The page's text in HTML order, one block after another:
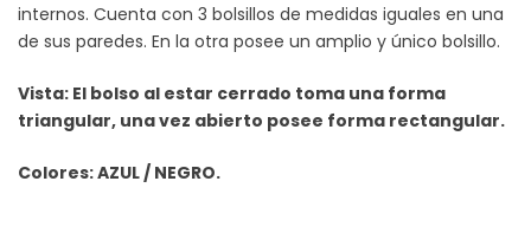
internos. Cuenta con 3 bolsillos de medidas iguales en una
de sus paredes. En la otra posee un amplio y único bolsillo.
Vista: El bolso al estar cerrado toma una forma
triangular, una vez abierto posee forma rectangular.
Colores: AZUL / NEGRO.